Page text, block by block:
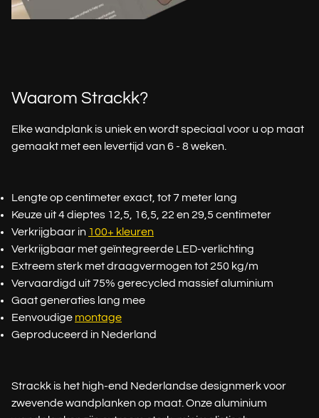
Waarom Strackk?
Elke wandplank is uniek en wordt speciaal voor u op maat
gemaakt met een levertijd van 6 - 8 weken.
Lengte op centimeter exact, tot 7 meter lang
Keuze uit 4 dieptes 12,5, 16,5, 22 en 29,5 centimeter
Verkrijgbaar in 100+ kleuren
Verkrijgbaar met geïntegreerde LED-verlichting
Extreem sterk met draagvermogen tot 250 kg/m
Vervaardigd uit 75% gerecycled massief aluminium
Gaat generaties lang mee
Eenvoudige montage
Geproduceerd in Nederland
Strackk is het high-end Nederlandse designmerk voor
zwevende wandplanken op maat. Onze aluminium